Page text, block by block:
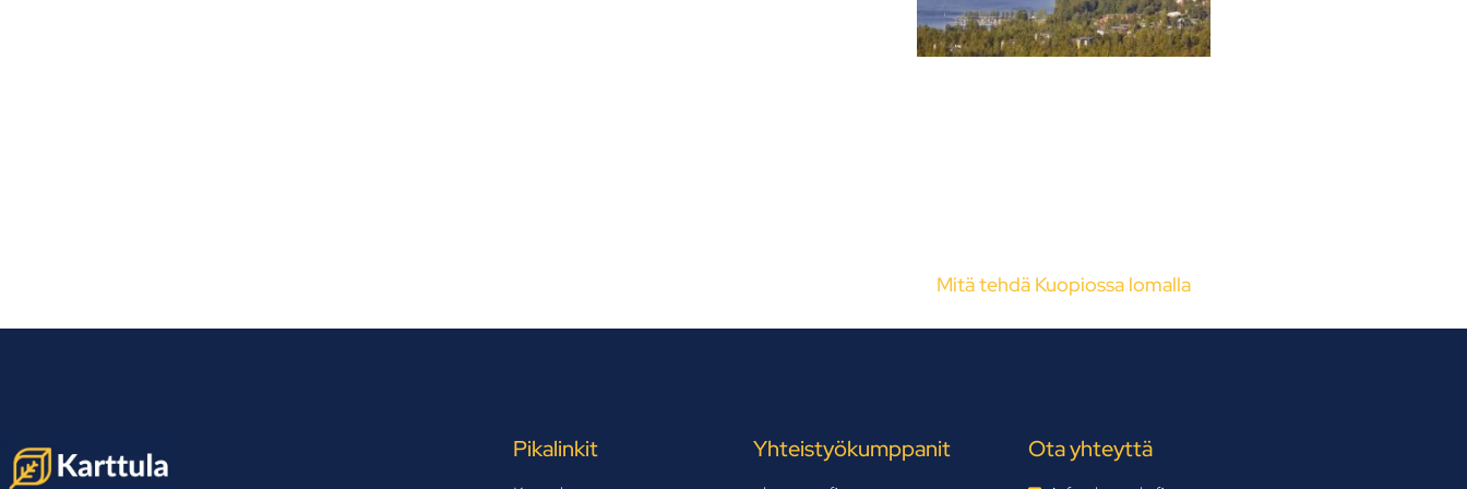
Mitä tehdä Kuopiossa lomalla
Pikalinkit Yhteistyökumppanit Ota yhteyttä